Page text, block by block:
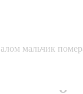
мальчик